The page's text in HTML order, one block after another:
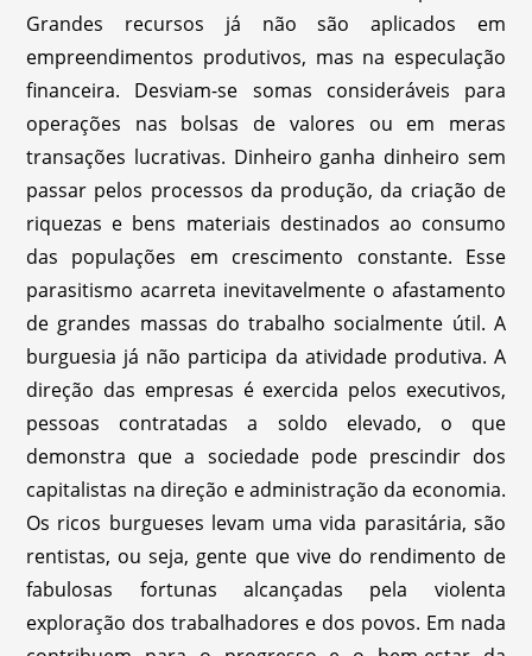
Grandes recursos já não são aplicados em
empreendimentos produtivos, mas na especulação
financeira. Desviam-se somas consideráveis para
operações nas bolsas de valores ou em meras
transações lucrativas. Dinheiro ganha dinheiro sem
passar pelos processos da produção, da criação de
riquezas e bens materiais destinados ao consumo
das populações em crescimento constante. Esse
parasitismo acarreta inevitavelmente o afastamento
de grandes massas do trabalho socialmente útil. A
burguesia já não participa da atividade produtiva. A
direção das empresas é exercida pelos executivos,
pessoas contratadas a soldo elevado, o que
demonstra que a sociedade pode prescindir dos
capitalistas na direção e administração da economia.
Os ricos burgueses levam uma vida parasitária, são
rentistas, ou seja, gente que vive do rendimento de
fabulosas fortunas alcançadas pela violenta
exploração dos trabalhadores e dos povos. Em nada